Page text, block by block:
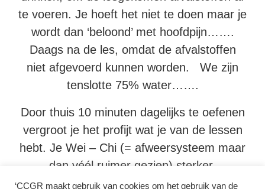
te voeren. Je hoeft het niet te doen maar je
wordt dan ‘beloond’ met hoofdpijn…….
Daags na de les, omdat de afvalstoffen
niet afgevoerd kunnen worden. We zijn
tenslotte 75% water…….
Door thuis 10 minuten dagelijks te oefenen
vergroot je het profijt wat je van de lessen
hebt. Je Wei – Chi (= afweersysteem maar
dan véél ruimer gezien) sterker.
‘CCGR maakt gebruik van cookies om het gebruik van de